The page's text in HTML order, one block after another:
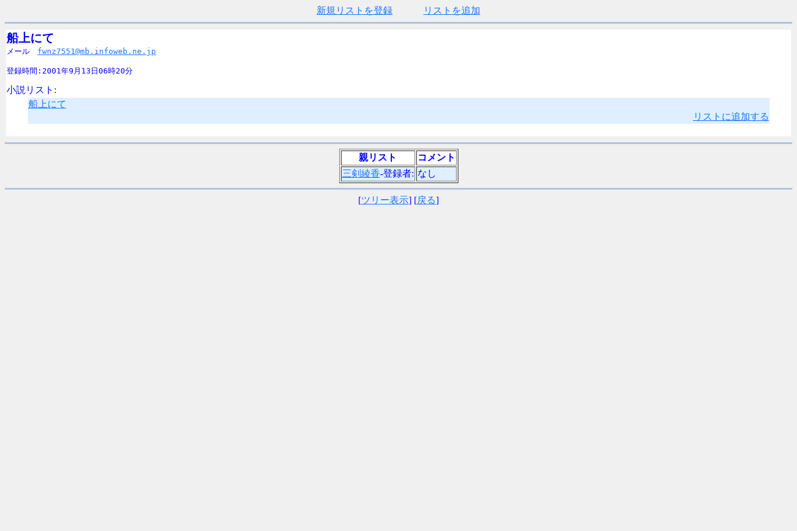
新規リストを登録 リストを追加
船上にて
メール fwnz7551@mb.infoweb.ne.jp
登録時間:2001年9月13日06時20分
小説リスト:
船上にて
リストに追加する
親リスト
コメント
三剣綾香-登録者: なし
[ツリー表示] [戻る]